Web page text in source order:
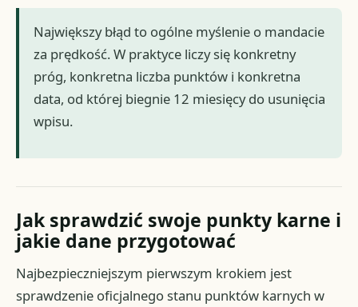
Największy błąd to ogólne myślenie o mandacie
za prędkość. W praktyce liczy się konkretny
próg, konkretna liczba punktów i konkretna
data, od której biegnie 12 miesięcy do usunięcia
wpisu.
Jak sprawdzić swoje punkty karne i
jakie dane przygotować
Najbezpieczniejszym pierwszym krokiem jest
sprawdzenie oficjalnego stanu punktów karnych w